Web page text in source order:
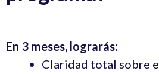
En 3 meses, lograrás:
Claridad total sobre